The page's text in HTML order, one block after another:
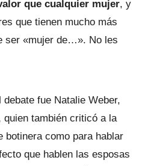
que cualquier mujer, y
que tienen mucho más
ser «mujer de…». No les
fue Natalie Weber,
quien también criticó a la
botinera como para hablar
que hablen las esposas